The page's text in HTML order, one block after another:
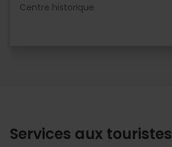
Centre historique
Services aux touristes